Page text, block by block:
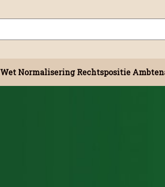
Wet Normalisering Rechtspositie